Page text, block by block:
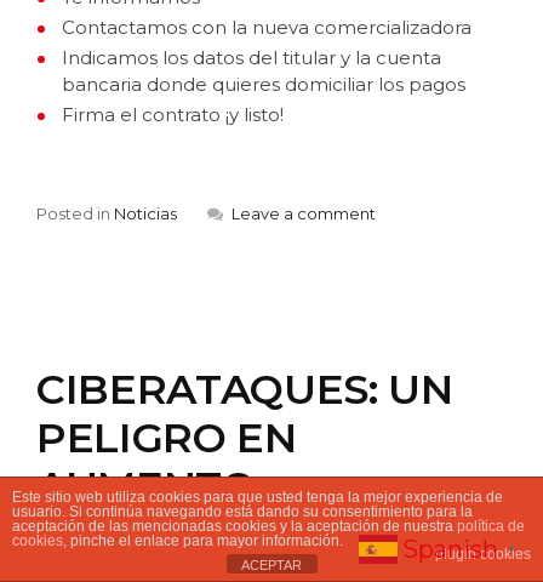
Contactamos con la nueva comercializadora
Indicamos los datos del titular y la cuenta
bancaria donde quieres domiciliar los pagos
Firma el contrato ¡y listo!
Posted in Noticias Leave a comment
CIBERATAQUES: UN
PELIGRO EN
AUMENTO
diciembre 1, 2021byfofnet
Este sitio web utiliza cookies para que usted tenga la mejor experiencia de
usuario. Si continúa navegando está dando su consentimiento para la
aceptación de las mencionadas cookies y la aceptación de nuestra política de
cookies, pinche el enlace para mayor información.
plugin cookies
ACEPTAR
Spanish ▼